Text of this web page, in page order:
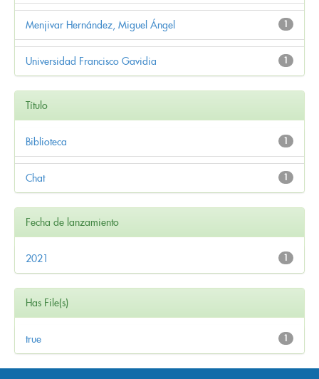
1
Menjivar Hernández, Miguel Ángel
1
Universidad Francisco Gavidia
Título
1
Biblioteca
1
Chat
Fecha de lanzamiento
1
2021
Has File(s)
1
true